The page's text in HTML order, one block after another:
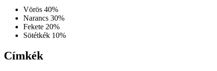
Vörös 40%
Narancs 30%
Fekete 20%
Sötétkék 10%
Címkék